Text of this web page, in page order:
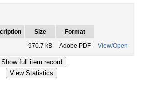
Size
Format
970.7 kB Adobe PDF View/Open